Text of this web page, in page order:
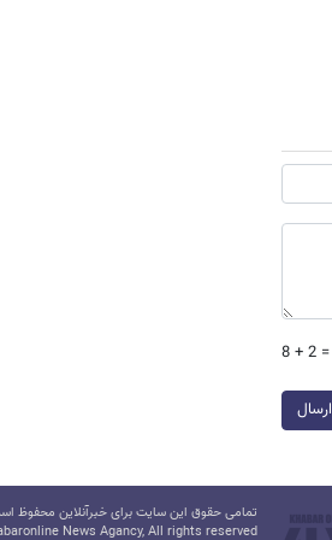
8 + 2 =
ارسال
تمامی حقوق این سایت برای خبرآنلاین محفوظ
News Agancy, All rights reserved